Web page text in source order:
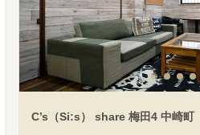
C’s（Si:s） share 梅田4 中崎町